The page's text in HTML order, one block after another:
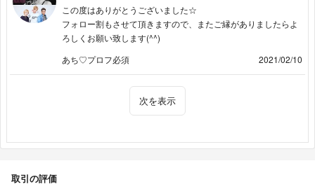
この度はありがとうございました☆
フォロー割もさせて頂きますので、またご縁がありましたらよ
ろしくお願い致します(^^)
あち♡プロフ必須
2021/02/10
次を表示
取引の評価